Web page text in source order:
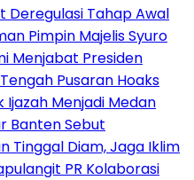
Deregulasi Tahap Awal
Pimpin Majelis Syuro
Menjabat Presiden
Pusaran Hoaks
Ijazah Menjadi Medan
Banten Sebut
Tinggal Diam, Jaga Iklim
PR Kolaborasi